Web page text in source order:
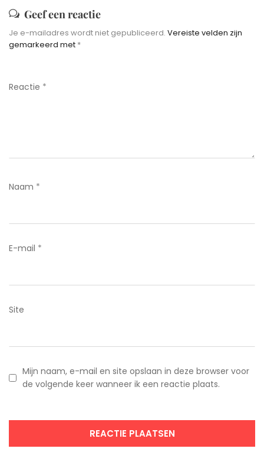
Geef een reactie
Je e-mailadres wordt niet gepubliceerd. Vereiste velden zijn
gemarkeerd met *
Reactie *
Naam *
E-mail *
Site
Mijn naam, e-mail en site opslaan in deze browser voor
de volgende keer wanneer ik een reactie plaats.